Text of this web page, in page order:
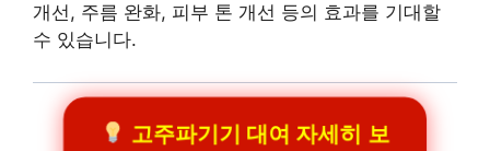
개선, 주름 완화, 피부 톤 개선 등의 효과를 기대할
수 있습니다.
고주파기기 대여 자세히 보